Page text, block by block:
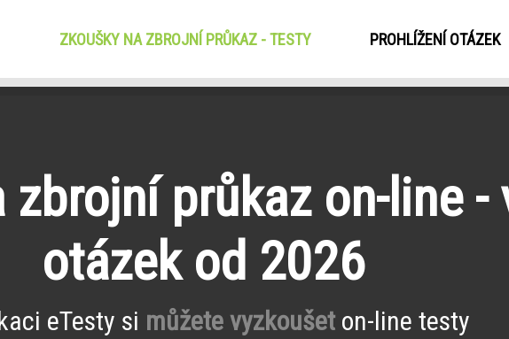
ZKOUŠKY NA ZBROJNÍ PRŮKAZ - TESTY (CURRENT)PROHLÍŽENÍ OTÁZEK
zbrojní průkaz on-line -
otázek od 2026
eTesty si můžete vyzkoušet on-line testy